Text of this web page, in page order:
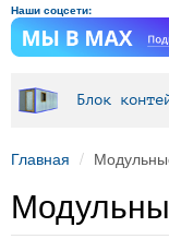
Наши соцсети:
Блок
Главная